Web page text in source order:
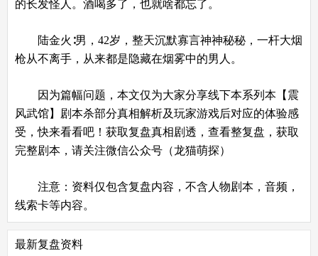
的长发怪人。酒喝多了，也就啥都忘了。
陆金火∶男，42岁，整天沉默寡言神神秘秘，一杆大烟
枪从不离手，从来都是隐藏在烟雾中的男人。
因为篇幅问题，本文仅为大家分享线下本系列本【震
风武馆】剧本杀部分真相解析及玩家游戏后对应的体验感
受，快来看看吧！获取复盘真相剧透，查看整复盘，获取
完整剧本，请关注微信公众号（龙猫萌探）
注意：资料仅包含复盘内容，不含人物剧本，音频，
线索卡等内容。
最新复盘资料